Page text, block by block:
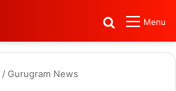
Menu
Search for
/Gurugram News